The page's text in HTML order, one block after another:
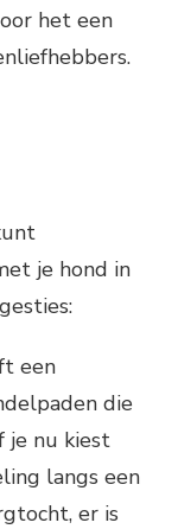
het een
je hond in
een
die
je nu kiest
langs een
er is